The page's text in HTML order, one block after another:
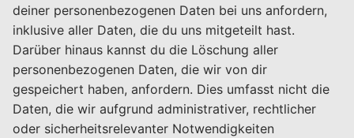
deiner personenbezogenen Daten bei uns anfordern,
inklusive aller Daten, die du uns mitgeteilt hast.
Darüber hinaus kannst du die Löschung aller
personenbezogenen Daten, die wir von dir
gespeichert haben, anfordern. Dies umfasst nicht die
Daten, die wir aufgrund administrativer, rechtlicher
oder sicherheitsrelevanter Notwendigkeiten